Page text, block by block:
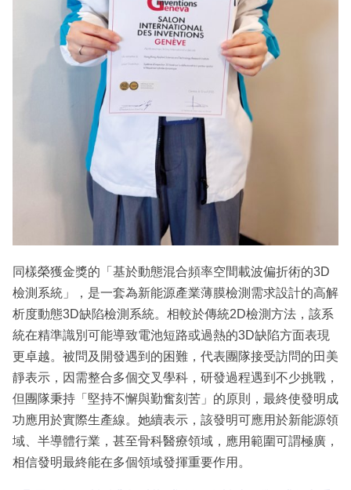
同樣榮獲金獎的「基於動態混合頻率空間載波偏折術的3D
檢測系統」，是一套為新能源產業薄膜檢測需求設計的高解
析度動態3D缺陷檢測系統。相較於傳統2D檢測方法，該系
統在精準識別可能導致電池短路或過熱的3D缺陷方面表現
更卓越。被問及開發遇到的困難，代表團隊接受訪問的田美
靜表示，因需整合多個交叉學科，研發過程遇到不少挑戰，
但團隊秉持「堅持不懈與勤奮刻苦」的原則，最終使發明成
功應用於實際生產線。她續表示，該發明可應用於新能源領
域、半導體行業，甚至骨科醫療領域，應用範圍可謂極廣，
相信發明最終能在多個領域發揮重要作用。